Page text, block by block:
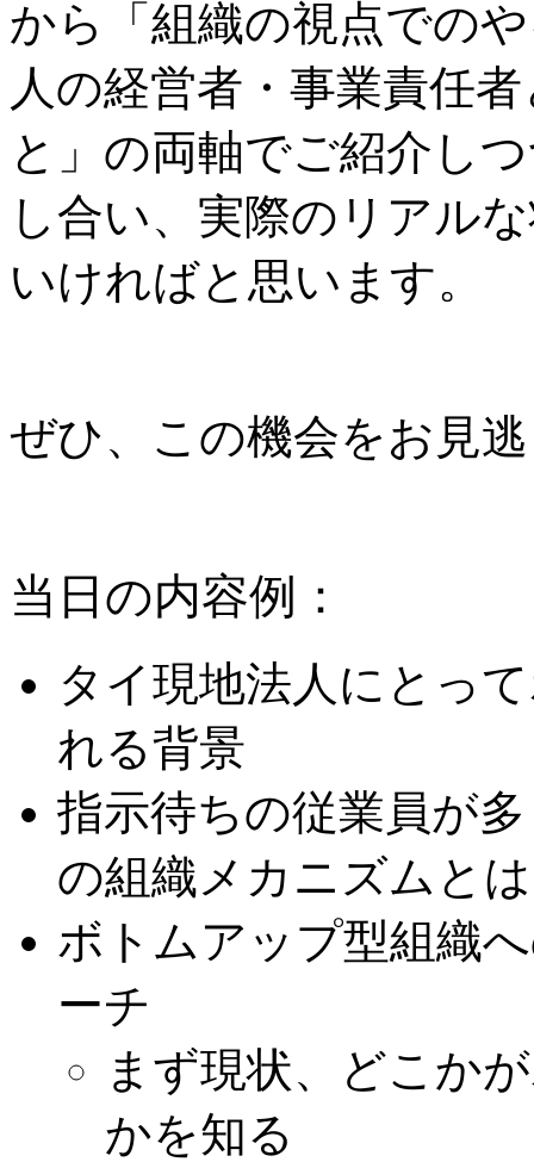
から「組織の視点での
人の経営者・事業責任
と」の両軸でご紹介し
し合い、実際のリアル
いければと思います。
ぜひ、この機会をお見
当日の内容例：
タイ現地法人にとっ
れる背景
指示待ちの従業員が
の組織メカニズムと
ボトムアップ型組織
ーチ
まず現状、どこか
かを知る